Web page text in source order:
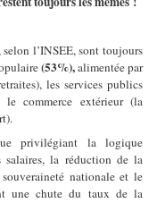
l’INSEE, sont toujours
(53%),alimentée par
les services publics
commerce extérieur (la
privilégiant la logique
salaires, la réduction de la
nationale et le
une chute du taux de la